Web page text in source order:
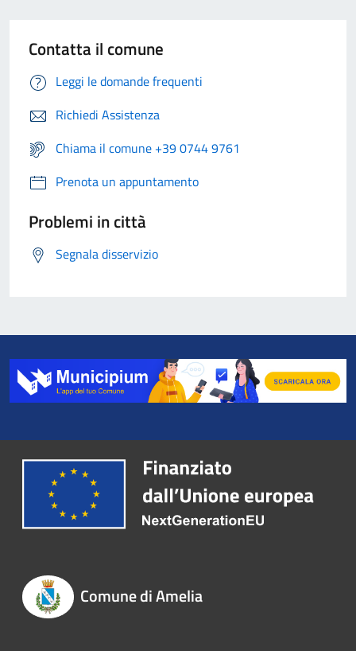
Contatta il comune
Leggi le domande frequenti
Richiedi Assistenza
Chiama il comune +39 0744 9761
Prenota un appuntamento
Problemi in città
Segnala disservizio
Comune di Amelia